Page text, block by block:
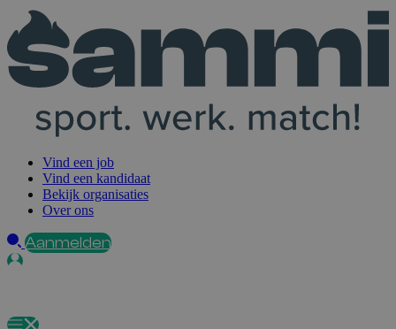
Vind een job
Vind een kandidaat
Bekijk organisaties
Over ons
Aanmelden